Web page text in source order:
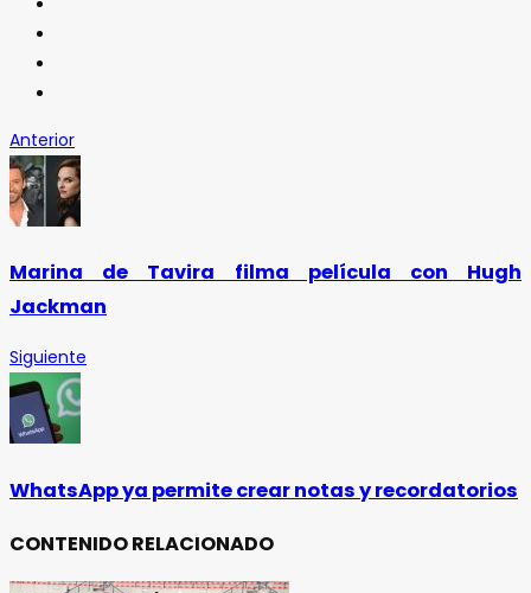
Anterior
Marina de Tavira filma película con Hugh
Jackman
Siguiente
WhatsApp ya permite crear notas y recordatorios
CONTENIDO RELACIONADO